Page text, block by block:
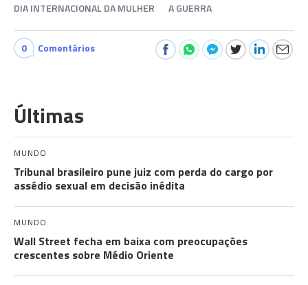
DIA INTERNACIONAL DA MULHER A GUERRA
0 Comentários
Últimas
MUNDO
Tribunal brasileiro pune juiz com perda do cargo por
assédio sexual em decisão inédita
MUNDO
Wall Street fecha em baixa com preocupações
crescentes sobre Médio Oriente